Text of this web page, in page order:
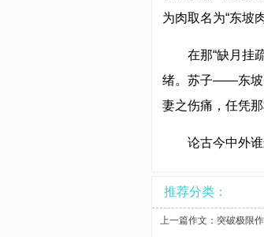
为肉取名为“东坡肉
在那“缺月挂
绪。苏子——东坡
妻之伤痛，任凭
论古今中外
推荐分类：
上一篇作文： 突破极限